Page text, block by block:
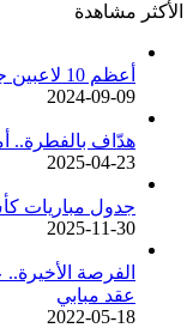
الأكثر مشاهدة
أعظم 10 لاعبين جزائريين في تاريخ كرة القدم
2024-09-09
هدّاف بالفطرة..
2025-04-23
جدول مباريات كأس العرب 2025
2025-11-30
الفرصة
عقد مبابي
2022-05-18